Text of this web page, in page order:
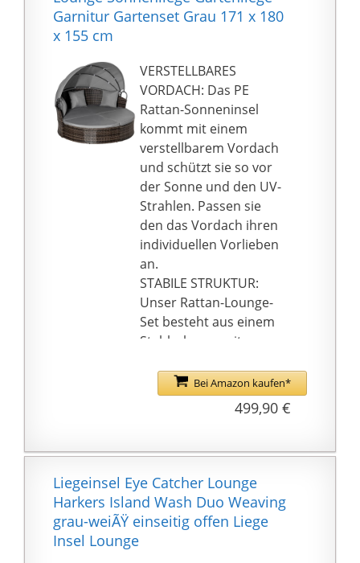
Sofa B230xH158
Sessel B65xH70 (mit
Rückenkissen
80cm)xT75cm Hocker
B65xH38 (mit Sitz-
Kissen 48cm)xT65cm
Tisch L40xB36xH53cm
Breite Arm- und
Rückenlehnen 10cm
Gewicht ca. 65kg
Loungeinsel aus. Mit
Aluminium und einem
robusten Korpus aus
Polyrattangeflecht kann
sie leicht im Garten
platziert werden.
DAS PASSENDE
ZUBEHÖR IST BEREITS
DABEI, dazu zählen eine
hellgraue Auflage sowie
dazu passende
hellgraue Rückenkissen
(Bezüge aus
100{382c6e131cebd02b
f11d5d3ca3ae5b85fbbf5
6fb69b1c03abaa930b20
FINDET PLATZ IN JEDEM
GARTEN: Breite 180 cm,
Tiefe 145 cm, Höhe 72
Garnitur Gartenset Grau 171 x 180
x 155 cm
VERSTELLBARES
VORDACH: Das PE
Rattan-Sonneninsel
kommt mit einem
verstellbarem Vordach
und schützt sie so vor
der Sonne und den UV-
Strahlen. Passen sie
den das Vordach ihren
individuellen Vorlieben
an.
STABILE STRUKTUR:
Unser Rattan-Lounge-
Set besteht aus einem
Stahlrahmen mit
viel Zuverlässigkeit und
Stabilität. Hochwertiges
PE-Geflecht macht es
pflegeleicht und
resistent gegen UV-
Strahlung und leichte
Wasserschäden.
KOMFORTABLES
Bei Amazon kaufen*
499,90 €
Liegeinsel Eye Catcher Lounge
Harkers Island Wash Duo Weaving
grau-weiÃŸ einseitig offen Liege
Insel Lounge